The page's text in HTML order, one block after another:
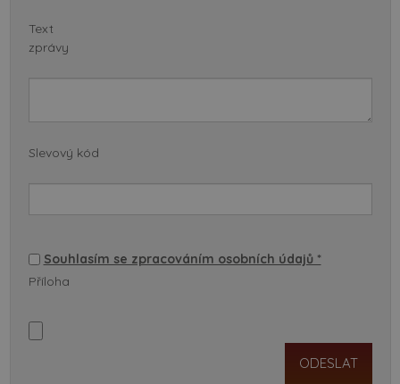
Text
zprávy
Slevový kód
Souhlasím se zpracováním osobních údajů *
Příloha